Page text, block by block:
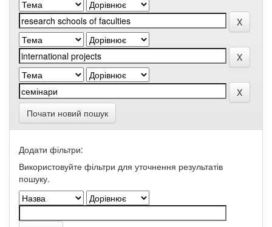
Почати новий пошук
Додати фільтри:
Використовуйте фільтри для уточнення результатів
пошуку.